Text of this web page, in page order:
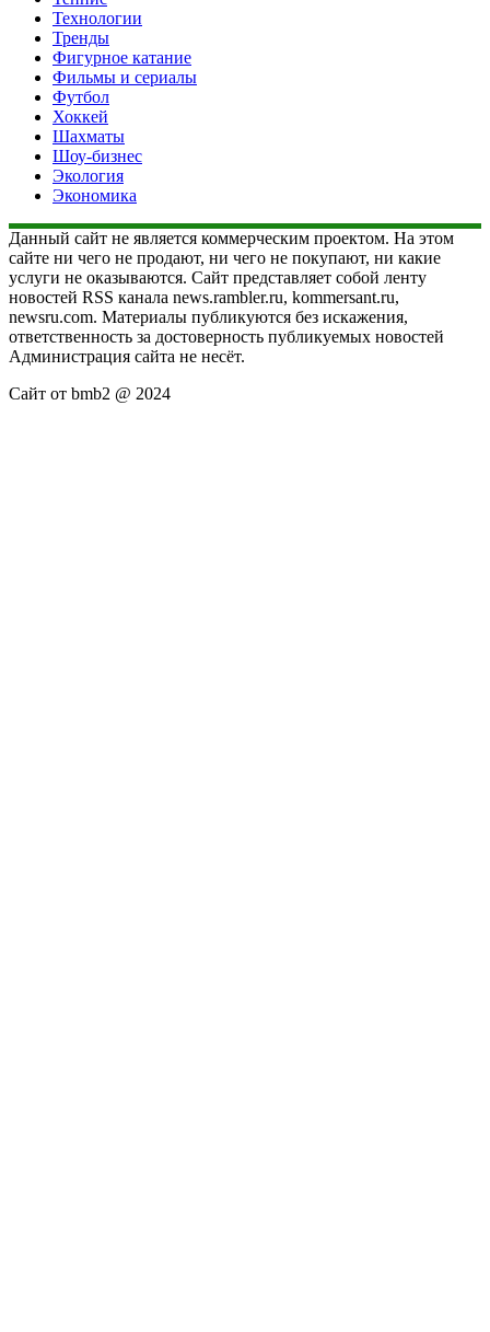
Технологии
Тренды
Фигурное катание
Фильмы и сериалы
Футбол
Хоккей
Шахматы
Шоу-бизнес
Экология
Экономика
Данный сайт не является коммерческим проектом. На этом
сайте ни чего не продают, ни чего не покупают, ни какие
услуги не оказываются. Сайт представляет собой ленту
новостей RSS канала news.rambler.ru, kommersant.ru,
newsru.com. Материалы публикуются без искажения,
ответственность за достоверность публикуемых новостей
Администрация сайта не несёт.
Сайт от bmb2 @ 2024